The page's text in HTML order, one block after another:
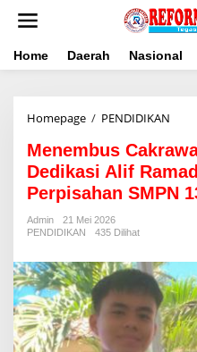
Home Daerah Nasional
Homepage / PENDIDIKAN
Masa
Alif
138
Menembus
Dedikasi Alif
Perpisahan SMPN
Admin
21 Mei 2026
PENDIDIKAN
435 Dilihat